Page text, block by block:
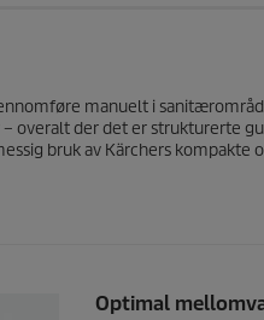
manuelt i
overalt der det er strukturerte
bruk av Kärchers
Optimal